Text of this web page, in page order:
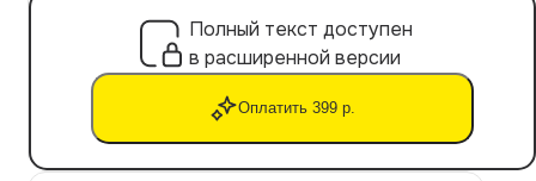
Полный текст доступен
в расширенной версии
Оплатить 399 р.